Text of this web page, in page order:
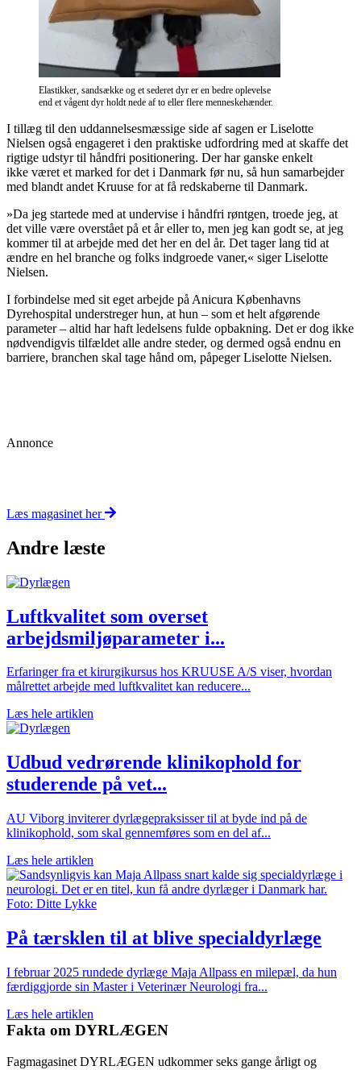
Elastikker, sandsække og et sederet dyr er en bedre oplevelse
end et vågent dyr holdt nede af to eller flere menneskehænder.
I tillæg til den uddannelsesmæssige side af sagen er Liselotte
Nielsen også engageret i den praktiske udfordring med at skaffe det
rigtige udstyr til håndfri positionering. Der har ganske enkelt
ikke været et marked for det i Danmark før nu, så hun samarbejder
med blandt andet Kruuse for at få redskaberne til Danmark.
»Da jeg startede med at undervise i håndfri røntgen, troede jeg, at
det ville være overstået på et år eller to, men jeg kan godt se, at jeg
kommer til at arbejde med det her en del år. Det tager lang tid at
ændre en hel branche og folks indgroede vaner,« siger Liselotte
Nielsen.
I forbindelse med sit eget arbejde på Anicura Københavns
Dyrehospital understreger hun, at hun – som et helt afgørende
parameter – altid har haft ledelsens fulde opbakning. Det er dog ikke
nødvendigvis tilfældet alle andre steder, og dermed også endnu en
barriere, branchen skal tage hånd om, påpeger Liselotte Nielsen.
Annonce
Læs magasinet her
Andre læste
Luftkvalitet som overset
arbejdsmiljøparameter i...
Erfaringer fra et kirurgikursus hos KRUUSE A/S viser, hvordan
målrettet arbejde med luftkvalitet kan reducere...
Læs hele artiklen
Udbud vedrørende klinikophold for
studerende på vet...
AU Viborg inviterer dyrlægepraksisser til at byde ind på de
klinikophold, som skal gennemføres som en del af...
Læs hele artiklen
På tærsklen til at blive specialdyrlæge
I februar 2025 rundede dyrlæge Maja Allpass en milepæl, da hun
færdiggjorde sin Master i Veterinær Neurologi fra...
Læs hele artiklen
Fakta om DYRLÆGEN
Fagmagasinet DYRLÆGEN udkommer seks gange årligt og